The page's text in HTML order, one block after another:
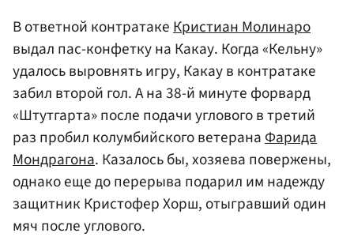
В ответной контратакеКристиан Молинаро
выдал пас-конфетку на Какау. Когда «Кельну»
удалось выровнять игру, Какау в контратаке
забил второй гол. А на 38-й минуте форвард
«Штутгарта» после подачи углового в третий
раз пробил колумбийского ветеранаФарида
Мондрагона. Казалось бы, хозяева повержены,
однако еще до перерыва подарил им надежду
защитник Кристофер Хорш, отыгравший один
мяч после углового.